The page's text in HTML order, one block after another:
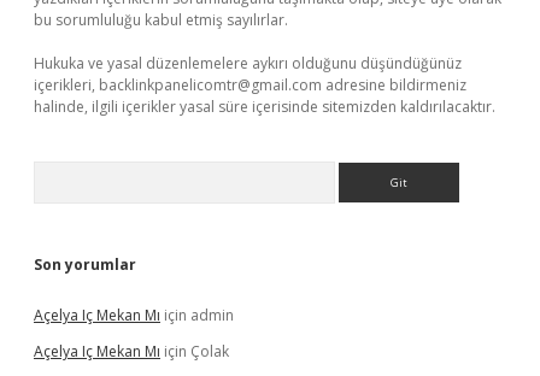
bu sorumluluğu kabul etmiş sayılırlar.
Hukuka ve yasal düzenlemelere aykırı olduğunu düşündüğünüz
içerikleri, backlinkpanelicomtr@gmail.com adresine bildirmeniz
halinde, ilgili içerikler yasal süre içerisinde sitemizden kaldırılacaktır.
Son yorumlar
Açelya Iç Mekan Mı için admin
Açelya Iç Mekan Mı için Çolak